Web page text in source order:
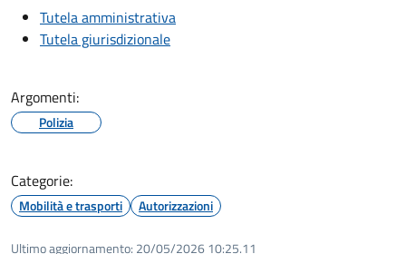
Tutela amministrativa
Tutela giurisdizionale
Argomenti:
Polizia
Categorie:
Mobilità e trasporti Autorizzazioni
Ultimo aggiornamento: 20/05/2026 10:25.11